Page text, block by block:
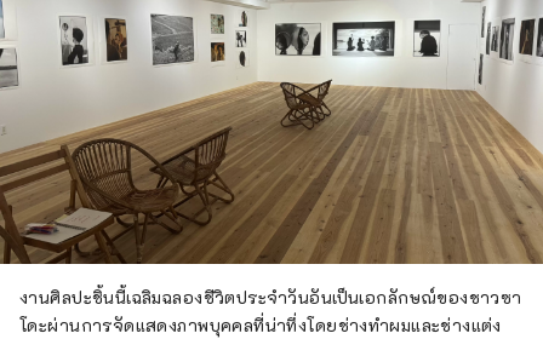
งานศิลปะชิ้นนี้เฉลิมฉลองชีวิตประจำวันอันเป็นเอกลักษณ์ของชาวซา
โดะผ่านการจัดแสดงภาพบุคคลที่น่าทึ่งโดยช่างทำผมและช่างแต่ง